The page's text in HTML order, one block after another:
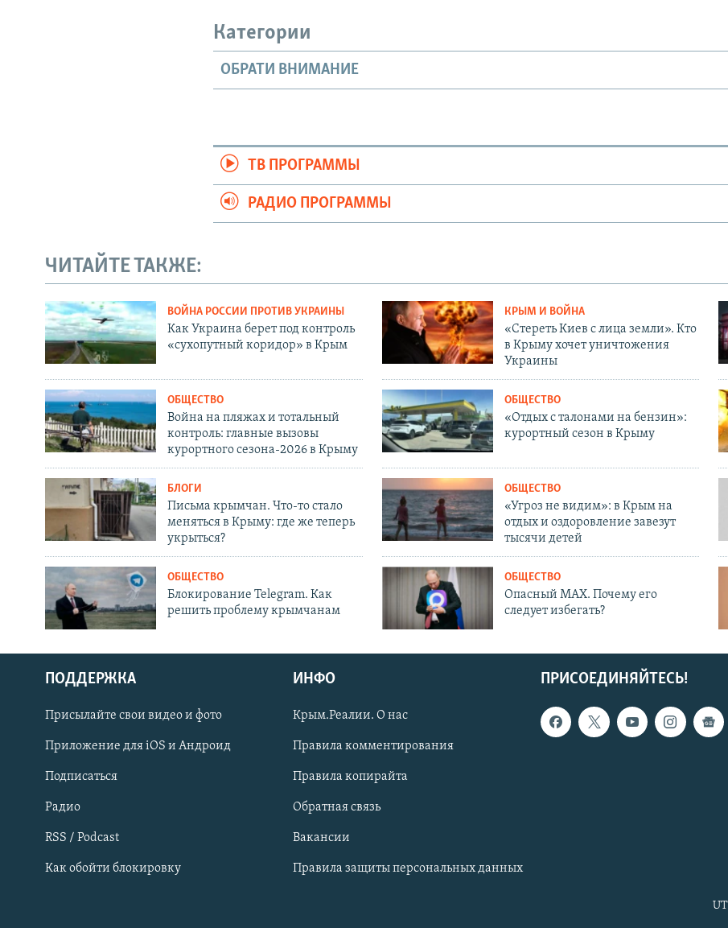
Українською
Qırımtatar
ПРИСОЕДИНЯЙТЕСЬ!
Категории
ОБРАТИ ВНИМАНИЕ
ТВ ПРОГРАММЫ
РАДИО ПРОГРАММЫ
ЧИТАЙТЕ ТАКЖЕ:
ВОЙНА РОССИИ ПРОТИВ УКРАИНЫ
Как Украина берет под контроль
«сухопутный коридор» в Крым
КРЫМ И ВОЙНА
«Стереть Киев с лица земли». Кто
в Крыму хочет уничтожения
Украины
ОБЩЕСТВО
Война на пляжах и тотальный
контроль: главные вызовы
курортного сезона-2026 в Крыму
ОБЩЕСТВО
«Отдых с талонами на бензин»:
курортный сезон в Крыму
БЛОГИ
Письма крымчан. Что-то стало
меняться в Крыму: где же теперь
укрыться?
ОБЩЕСТВО
«Угроз не видим»: в Крым на
отдых и оздоровление завезут
тысячи детей
ОБЩЕСТВО
Блокирование Telegram. Как
решить проблему крымчанам
ОБЩЕСТВО
Опасный MAX. Почему его
следует избегать?
ПРИСОЕДИНЯЙТЕСЬ!
ПОДДЕРЖКА
Присылайте свои видео и фото
Приложение для iOS и Андроид
Подписаться
Радио
RSS / Podcast
Как обойти блокировку
ИНФО
Крым.Реалии. О нас
Правила комментирования
Правила копирайта
Обратная связь
Вакансии
Правила защиты персональных данных